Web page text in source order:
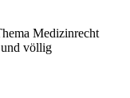
Medizinrecht
und völlig